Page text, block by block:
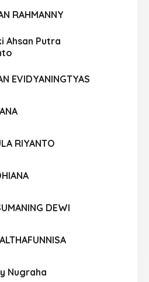
RAHMANNY
Ahsan Putra
EVIDYANINGTYAS
RIYANTO
DEWI
Nugraha